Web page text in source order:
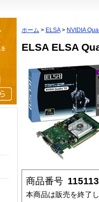
ホーム > ELSA> NVIDIA
ELSA ELSA
商品番号
本商品は販売を終了